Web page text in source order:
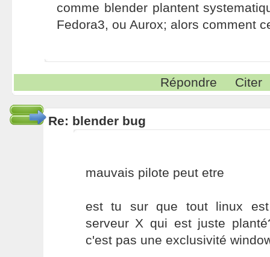
comme blender plantent
Fedora3, ou Aurox; alors comment
Répondre Citer
Re: blender bug
mauvais pilote peut etre
est tu sur que tout linux
serveur X qui est juste
c'est pas une exclusivité